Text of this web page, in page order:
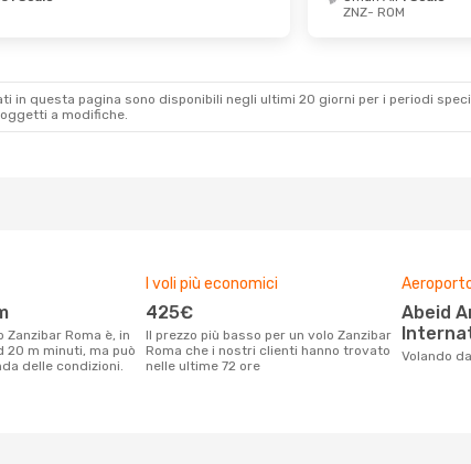
ZNZ- ROM
in questa pagina sono disponibili negli ultimi 20 giorni per i periodi
a modifiche.
20 m minuti, ma può
delle condizioni.
I voli più economici
425€
Il prezzo più basso per un volo Zanzibar
Roma che i nostri clienti hanno trovato
nelle ultime 72 ore
Abeid Amani Karume
Volando